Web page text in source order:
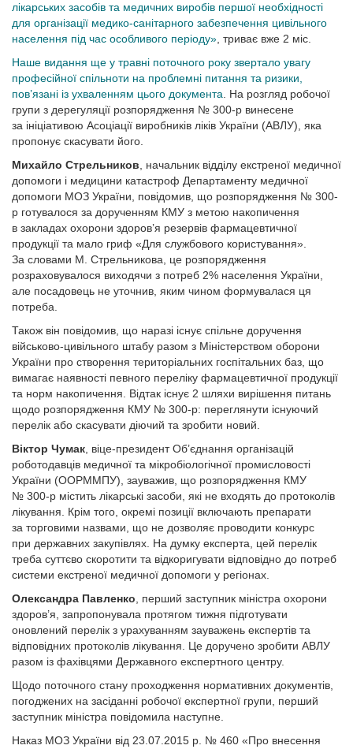
лікарських засобів та медичних виробів першої необхідності
для організації медико-санітарного забезпечення цивільного
населення під час особливого періоду» , триває вже 2 міс.
Наше видання ще у травні поточного року звертало увагу
професійної спільноти на проблемні питання та ризики,
пов’язані із ухваленням цього документа . На розгляд робочої
групи з дерегуляції розпорядження № 300-р винесене
за ініціативою Асоціації виробників ліків України (АВЛУ), яка
пропонує скасувати його.
Михайло Стрельников , начальник відділу екстреної медичної
допомоги і медицини катастроф Департаменту медичної
допомоги МОЗ України, повідомив, що розпорядження № 300-
р готувалося за дорученням КМУ з метою накопичення
в закладах охорони здоров’я резервів фармацевтичної
продукції та мало гриф «Для службового користування».
За словами М. Стрельникова, це розпорядження
розраховувалося виходячи з потреб 2% населення України,
але посадовець не уточнив, яким чином формувалася ця
потреба.
Також він повідомив, що наразі існує спільне доручення
військово-цивільного штабу разом з Міністерством оборони
України про створення територіальних госпітальних баз, що
вимагає наявності певного переліку фармацевтичної продукції
та норм накопичення. Відтак існує 2 шляхи вирішення питань
щодо розпорядження КМУ № 300-р: переглянути існуючий
перелік або скасувати діючий та зробити новий.
Віктор Чумак , віце-президент Об’єднання організацій
роботодавців медичної та мікробіологічної промисловості
України (ООРММПУ), за­уважив, що розпорядження КМУ
№ 300-р містить лікарські засоби, які не входять до протоколів
лікування. Крім того, окремі позиції включають препарати
за торговими назвами, що не дозволяє проводити конкурс
при державних закупівлях. На думку експерта, цей перелік
треба суттєво скоротити та відкоригувати відповідно до потреб
системи екстреної медичної допомоги у регіонах.
Олександра Павленко , перший заступник міністра охорони
здоров’я, запропонувала протягом тижня підготувати
оновлений перелік з урахуванням зауважень експертів та
відповідних протоколів лікування. Це доручено зробити АВЛУ
разом із фахівцями Державного експертного центру.
Щодо поточного стану проходження нормативних документів,
погоджених на засіданні робочої експертної групи, перший
заступник міністра повідомила наступне.
Наказ МОЗ України від 23.07.2015 р. № 460 «Про внесення